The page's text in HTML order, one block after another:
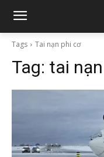
Tags Tai nạn phi cơ
Tag: tai